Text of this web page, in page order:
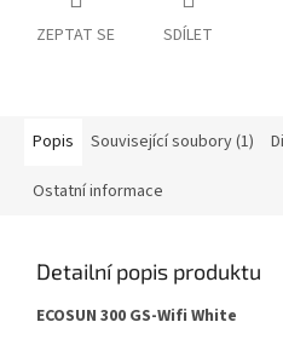
ZEPTAT SE SDÍLET
Popis Související soubory (1)
Ostatní informace
Detailní popis produktu
ECOSUN 300 GS-Wifi White